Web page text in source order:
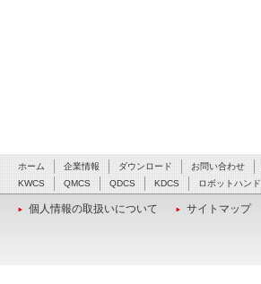
ホーム 企業情報 ダウンロード お問い合わせ
KWCS
QMCS QDCS KDCS ロボットハンド
個人情報の取扱いについて サイトマップ